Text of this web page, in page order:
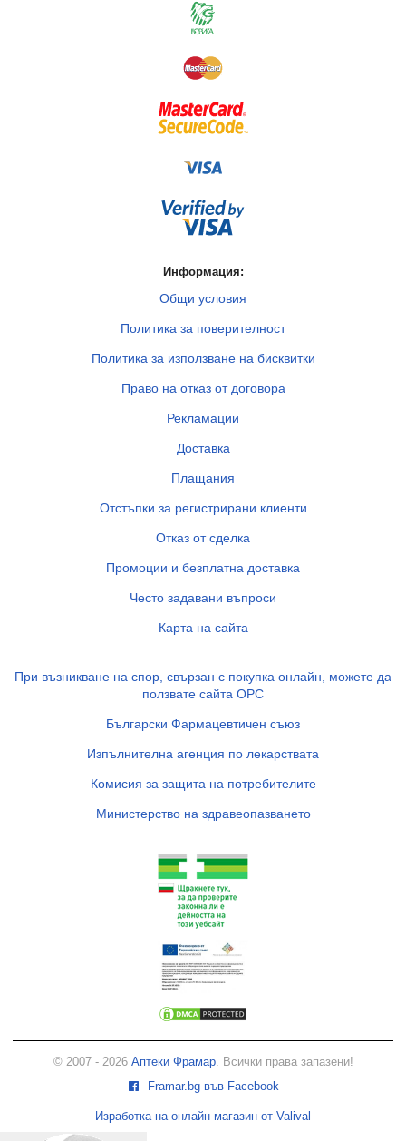
Информация:
Общи условия
Политика за поверителност
Политика за използване на бисквитки
Право на отказ от договора
Рекламации
Доставка
Плащания
Отстъпки за регистрирани клиенти
Отказ от сделка
Промоции и безплатна доставка
Често задавани въпроси
Карта на сайта
При възникване на спор, свързан с покупка онлайн, можете да
ползвате сайта ОРС
Български Фармацевтичен съюз
Изпълнителна агенция по лекарствата
Комисия за защита на потребителите
Министерство на здравеопазването
© 2007 - 2026 Аптеки Фрамар. Всички права запазени!
Framar.bg във Facebook
Изработка на онлайн магазин от Valival